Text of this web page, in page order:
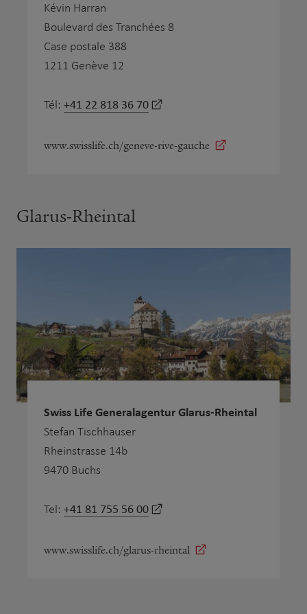
Kévin Harran
Boulevard des Tranchées 8
Case postale 388
1211 Genève 12
Tél: +41 22 818 36 70
www.swisslife.ch/geneve-rive-gauche
Glarus-Rheintal
Swiss Life Generalagentur Glarus-Rheintal
Stefan Tischhauser
Rheinstrasse 14b
9470 Buchs
Tel: +41 81 755 56 00
www.swisslife.ch/glarus-rheintal